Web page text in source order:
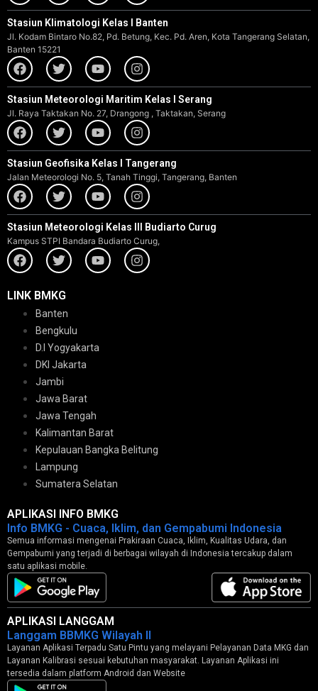
Stasiun Klimatologi Kelas I Banten
Jl. Kodam Bintaro No.82, Pd. Betung, Kec. Pd. Aren, Kota Tangerang Selatan,
Banten 15221
Stasiun Meteorologi Maritim Kelas I Serang
Jl. Raya Taktakan No. 27, Drangong , Taktakan, Serang
Stasiun Geofisika Kelas I Tangerang
Jalan Meteorologi No. 5, Tanah Tinggi, Tangerang, Banten
Stasiun Meteorologi Kelas III Budiarto Curug
Kampus STPI Bandara Budiarto Curug,
LINK BMKG
Banten
Bengkulu
D.I Yogyakarta
DKI Jakarta
Jambi
Jawa Barat
Jawa Tengah
Kalimantan Barat
Kepulauan Bangka Belitung
Lampung
Sumatera Selatan
APLIKASI INFO BMKG
Info BMKG - Cuaca, Iklim, dan Gempabumi Indonesia
Semua informasi mengenai Prakiraan Cuaca, Iklim, Kualitas Udara, dan
Gempabumi yang terjadi di berbagai wilayah di Indonesia tercakup dalam
satu aplikasi mobile.
APLIKASI LANGGAM
Langgam BBMKG Wilayah II
Layanan Aplikasi Terpadu Satu Pintu yang melayani Pelayanan Data MKG dan
Layanan Kalibrasi sesuai kebutuhan masyarakat. Layanan Aplikasi ini
tersedia dalam platform Android dan Website